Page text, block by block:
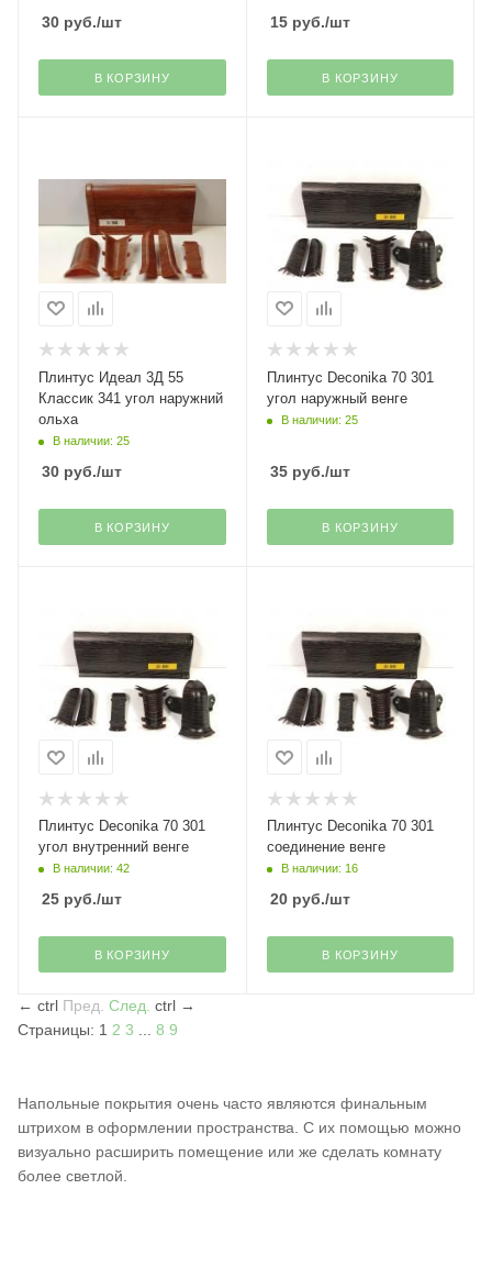
30 руб./шт
В КОРЗИНУ
15руб./шт
В КОРЗИНУ
Плинтус Идеал 3Д 55
Классик 341 угол наружний
ольха
В наличии: 25
30 руб./шт
В КОРЗИНУ
Плинтус Deconika 70 301
угол наружный венге
В наличии: 25
35руб./шт
В КОРЗИНУ
Плинтус Deconika 70 301
угол внутренний венге
В наличии: 42
25 руб./шт
В КОРЗИНУ
Плинтус Deconika 70 301
соединение венге
В наличии: 16
20руб./шт
В КОРЗИНУ
← ctrl Пред. След. ctrl →
Страницы: 1 2 3 8 9
Напольные покрытия очень часто являются финальным
штрихом в оформлении пространства. С их помощью можно
визуально расширить помещение или же сделать комнату
более светлой.